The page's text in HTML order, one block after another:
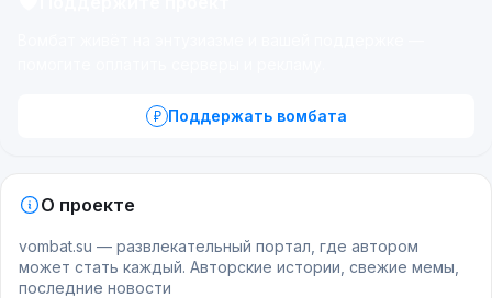
Поддержать вомбата
О проекте
vombat.su — развлекательный портал, где автором
может стать каждый. Авторские истории, свежие мемы,
последние новости